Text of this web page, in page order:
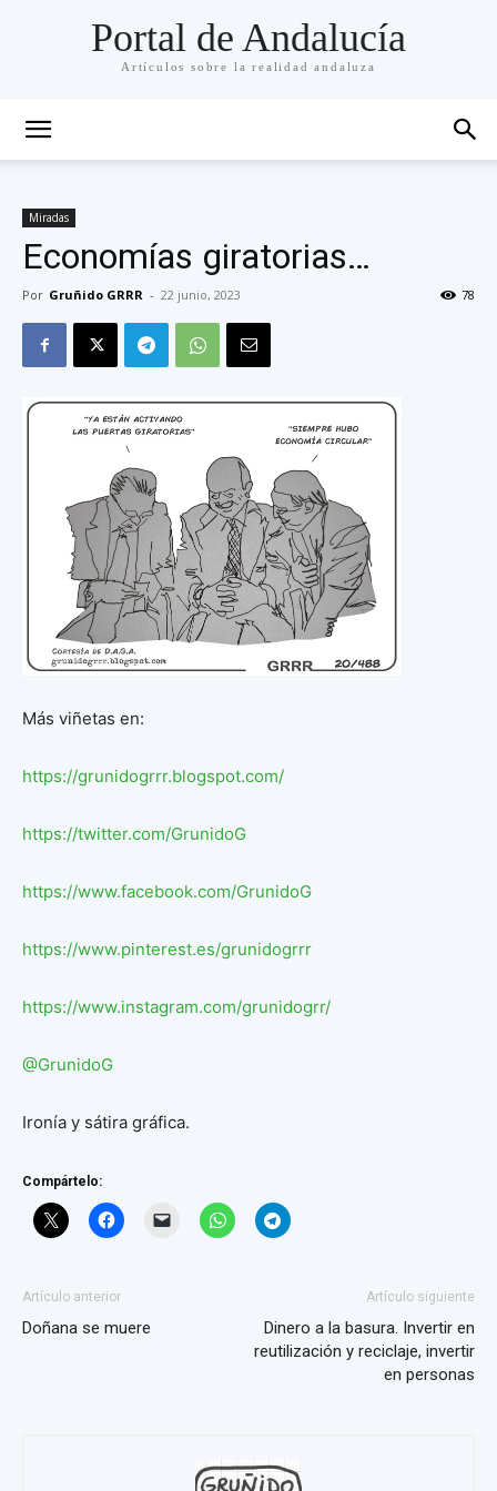
Portal de Andalucía
Artículos sobre la realidad andaluza
Miradas
Economías giratorias…
Por Gruñido GRRR - 22 junio, 2023 78
Más viñetas en:
https://grunidogrrr.blogspot.com/
https://twitter.com/GrunidoG
https://www.facebook.com/GrunidoG
https://www.pinterest.es/grunidogrrr
https://www.instagram.com/grunidogrr/
@GrunidoG
Ironía y sátira gráfica.
Compártelo:
Artículo anterior
Doñana se muere
Artículo siguiente
Dinero a la basura. Invertir en
reutilización y reciclaje, invertir
en personas